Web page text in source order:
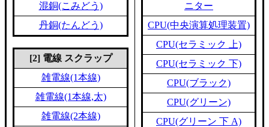
混銅(こみどう)
丹銅(たんどう)
[2] 電線 スクラップ
雑電線(1本線)
雑電線(1本線,太)
雑電線(2本線)
ニター
CPU(中央演算処理装置)
CPU(セラミック 上)
CPU(セラミック 下)
CPU(ブラック)
CPU(グリーン)
CPU(グリーン 下 A)